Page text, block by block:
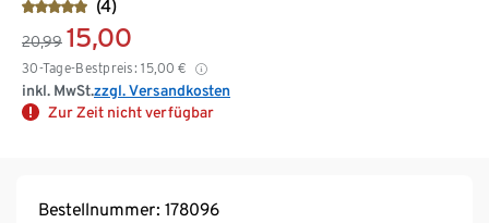
(4)
20,99 15,00
30-Tage-Bestpreis: 15,00 €
inkl. MwSt.zzgl. Versandkosten
Zur Zeit nicht verfügbar
Bestellnummer: 178096